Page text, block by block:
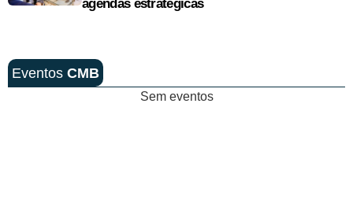
agendas estratégicas
Eventos CMB
Sem eventos